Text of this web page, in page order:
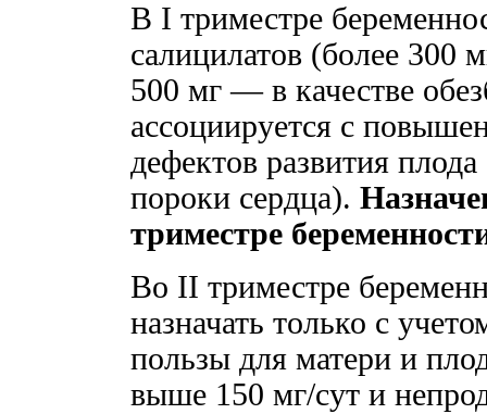
В I триместре
салицилатов (более 300
500 мг — в качестве
ассоциируется с
дефектов развития
пороки сердца).
триместре
Во II триместре
назначать только с
пользы для матери и
выше 150 мг/сут и